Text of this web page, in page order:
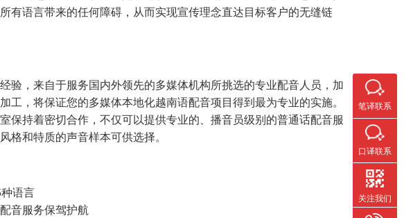
有语言带来的任何障碍，从而实现宣传理念直达目标客户的无缝链
验，来自于服务国内外领先的多媒体机构所挑选的专业配音人员，加
，将保证您的多媒体本地化越南语配音项目得到最为专业的实施。
保持着密切合作，不仅可以提供专业的、播音员级别的普通话配音服
和特质的声音样本可供选择。
语言
音服务保驾护航
笔译联系
口译联系
关注我们